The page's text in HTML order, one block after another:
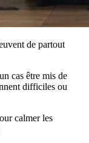
de partout
cas être mis de
difficiles ou
calmer les